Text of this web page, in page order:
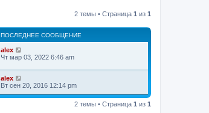
2 темы • Страница 1 из 1
ПОСЛЕДНЕЕ СООБЩЕНИЕ
alex
Чт мар 03, 2022 6:46 am
alex
Вт сен 20, 2016 12:14 pm
2 темы • Страница 1 из 1